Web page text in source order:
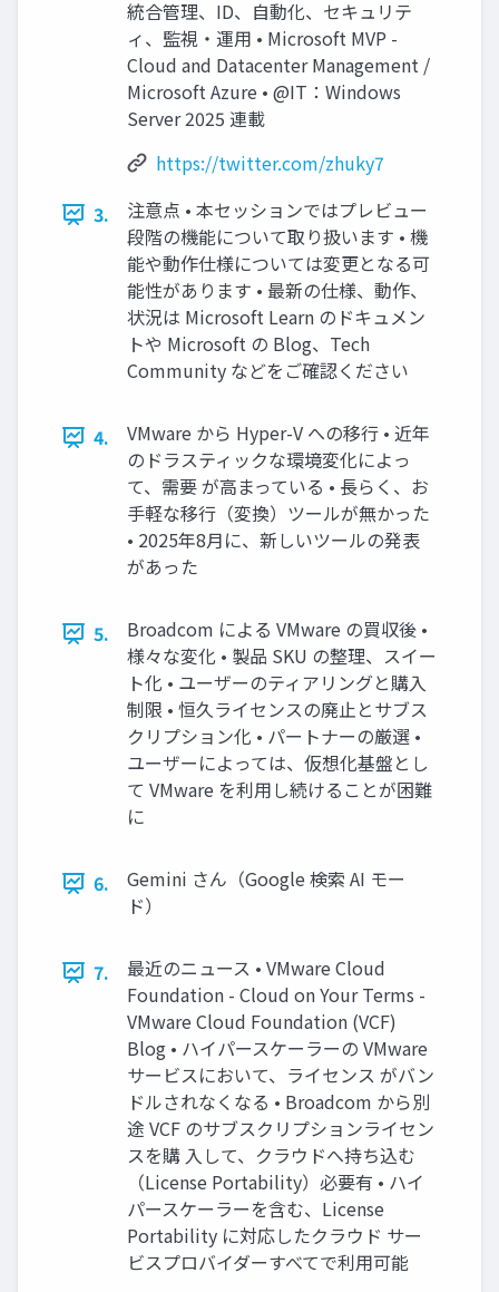
統合管理、ID、自動化、セキュリテ
ィ、監視・運用 • Microsoft MVP -
Cloud and Datacenter Management /
Microsoft Azure • @IT：Windows
Server 2025 連載
https://twitter.com/zhuky7
3.
注意点 • 本セッションではプレビュー
段階の機能について取り扱います • 機
能や動作仕様については変更となる可
能性があります • 最新の仕様、動作、
状況は Microsoft Learn のドキュメン
トや Microsoft の Blog、Tech
Community などをご確認ください
4.
VMware から Hyper-V への移行 • 近年
のドラスティックな環境変化によっ
て、需要 が高まっている • 長らく、お
手軽な移行（変換）ツールが無かった
• 2025年8月に、新しいツールの発表
があった
5.
Broadcom による VMware の買収後 •
様々な変化 • 製品 SKU の整理、スイー
ト化 • ユーザーのティアリングと購入
制限 • 恒久ライセンスの廃止とサブス
クリプション化 • パートナーの厳選 •
ユーザーによっては、仮想化基盤とし
て VMware を利用し続けることが困難
に
6.
Gemini さん（Google 検索 AI モー
ド）
7.
最近のニュース • VMware Cloud
Foundation - Cloud on Your Terms -
VMware Cloud Foundation (VCF)
Blog • ハイパースケーラーの VMware
サービスにおいて、ライセンス がバン
ドルされなくなる • Broadcom から別
途 VCF のサブスクリプションライセン
スを購 入して、クラウドへ持ち込む
（License Portability）必要有 • ハイ
パースケーラーを含む、License
Portability に対応したクラウド サー
ビスプロバイダーすべてで利用可能